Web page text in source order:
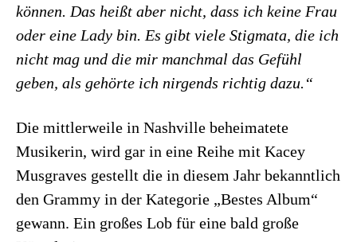
können. Das heißt aber nicht, dass ich keine Frau
oder eine Lady bin. Es gibt viele Stigmata, die ich
nicht mag und die mir manchmal das Gefühl
geben, als gehörte ich nirgends richtig dazu.“
Die mittlerweile in Nashville beheimatete
Musikerin, wird gar in eine Reihe mit Kacey
Musgraves gestellt die in diesem Jahr bekanntlich
den Grammy in der Kategorie „Bestes Album“
gewann. Ein großes Lob für eine bald große